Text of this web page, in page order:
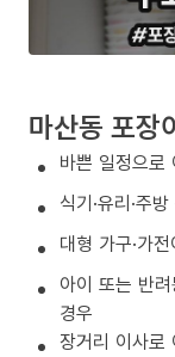
마산동 포장
바쁜 일정으로
식기·유리·주
대형 가구·가
아이 또는 반
경우
장거리 이사로